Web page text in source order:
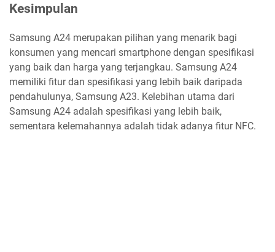
Kesimpulan
Samsung A24 merupakan pilihan yang menarik bagi
konsumen yang mencari smartphone dengan spesifikasi
yang baik dan harga yang terjangkau. Samsung A24
memiliki fitur dan spesifikasi yang lebih baik daripada
pendahulunya, Samsung A23. Kelebihan utama dari
Samsung A24 adalah spesifikasi yang lebih baik,
sementara kelemahannya adalah tidak adanya fitur NFC.